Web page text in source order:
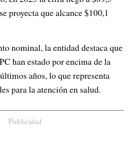
proyecta que alcance $100,1
nominal, la entidad destaca que
han estado por encima de la
años, lo que representa
para la atención en salud.
Publicidad